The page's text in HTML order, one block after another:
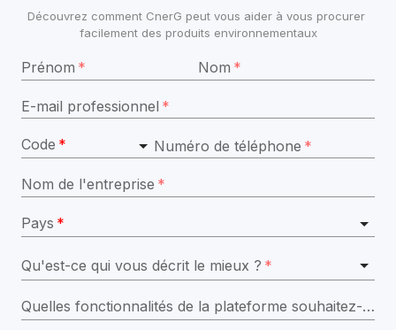
Découvrez comment CnerG peut vous aider à vous procurer
facilement des produits environnementaux
Prénom * Nom *
E-mail professionnel *
Code * Numéro de téléphone *
Nom de l'entreprise *
Pays *
Qu'est-ce qui vous décrit le mieux ? *
Quelles fonctionnalités de la plateforme souhaitez-vous explorer dans la démo ?